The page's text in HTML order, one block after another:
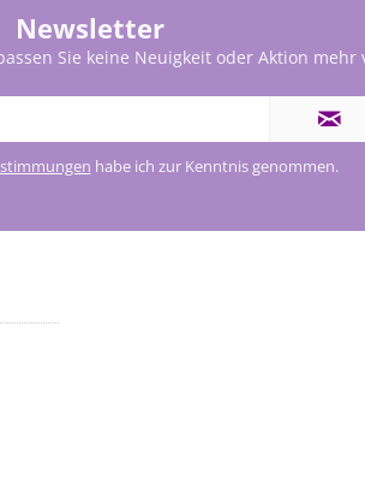
Newsletter
Sie keine Neuigkeit oder Aktion
habe ich zur Kenntnis genommen.